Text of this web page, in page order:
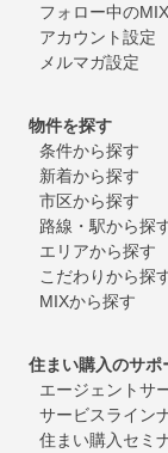
フォロー中のMIX
アカウント設定
メルマガ設定
物件を探す
条件から探す
新着から探す
市区から探す
路線・駅から探
エリアから探す
こだわりから探
MIXから探す
住まい購入のサポ
エージェントサ
サービスライン
住まい購入セミ